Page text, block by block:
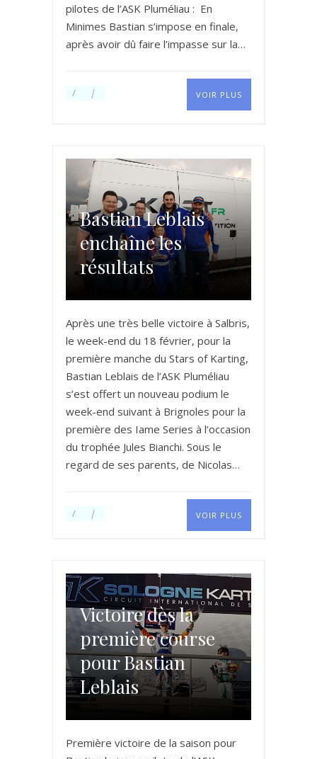
pilotes de l’ASK Pluméliau : En
Minimes Bastian s’impose en finale,
après avoir dû faire l’impasse sur la…
VOIR PLUS
Bastian Leblais
enchaîne les
résultats
Après une très belle victoire à Salbris,
le week-end du 18 février, pour la
première manche du Stars of Karting,
Bastian Leblais de l’ASK Pluméliau
s’est offert un nouveau podium le
week-end suivant à Brignoles pour la
première des Iame Series à l’occasion
du trophée Jules Bianchi. Sous le
regard de ses parents, de Nicolas…
VOIR PLUS
Victoire dès la
première course
pour Bastian
Leblais
Première victoire de la saison pour